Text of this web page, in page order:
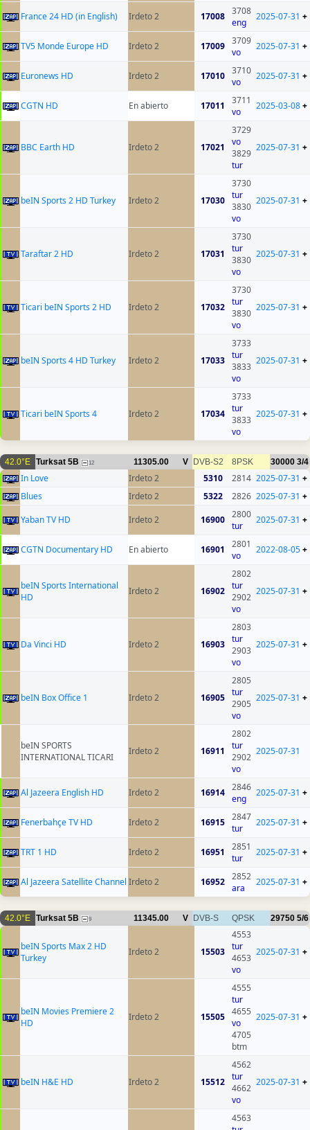
France 24 HD (in English) Irdeto 2 17008 3708
eng
2025-07-31 +
TV5 Monde Europe HD Irdeto 2 17009 3709
vo
2025-07-31 +
Euronews HD Irdeto 2 17010 3710
vo
2025-07-31 +
CGTN HD En abierto 17011
3711
vo
2025-03-08+
BBC Earth HD Irdeto 2 17021
3729
vo
3829
tur
2025-07-31 +
beIN Sports 2 HD Turkey Irdeto 2 17030
3730
tur
3830
vo
2025-07-31 +
Taraftar 2 HD Irdeto 2 17031
3730
tur
3830
vo
2025-07-31 +
Ticari beIN Sports 2 HD Irdeto 2 17032
3730
tur
3830
vo
2025-07-31 +
beIN Sports 4 HD Turkey Irdeto 2 17033
3733
tur
3833
vo
2025-07-31 +
Ticari beIN Sports 4 Irdeto 2 17034
3733
tur
3833
vo
2025-07-31 +
42.0°E Turksat 5B 12 11305.00 V DVB-S2 8PSK 30000 3/4
In Love Irdeto 2 5310 2814 2025-07-31 +
Blues
Irdeto 2 5322 2826 2025-07-31 +
Yaban TV HD
Irdeto 2 16900 2800
tur
2025-07-31 +
CGTN Documentary HD En abierto 16901
2801
vo
2022-08-05+
beIN Sports International
HD
Irdeto 2 16902
2802
tur
2902
vo
2025-07-31 +
Da Vinci HD Irdeto 2 16903
2803
tur
2903
vo
2025-07-31 +
beIN Box Office 1 Irdeto 2 16905
2805
tur
2905
vo
2025-07-31 +
beIN SPORTS
INTERNATIONAL TICARI
Irdeto 2 16911
2802
tur
2902
vo
2025-07-31
Al Jazeera English HD Irdeto 2 16914 2846
eng
2025-07-31 +
Fenerbahçe TV HD Irdeto 2 16915 2847
tur
2025-07-31 +
TRT 1 HD Irdeto 2 16951
2851
tur
2025-07-31 +
Al Jazeera Satellite Channel Irdeto 2 16952 2852
ara
2025-07-31 +
42.0°E Turksat 5B 9 11345.00 V DVB-S QPSK 29750 5/6
beIN Sports Max 2 HD
Turkey
Irdeto 2 15503
4553
tur
4653
vo
2025-07-31 +
beIN Movies Premiere 2
HD
Irdeto 2 15505
4555
tur
4655
vo
4705
btm
2025-07-31 +
beIN H&E HD Irdeto 2 15512
4562
tur
4662
vo
2025-07-31 +
4563